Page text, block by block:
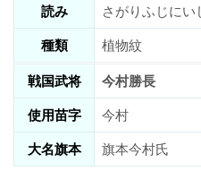
読み
さがりふじにい
種類
植物紋
戦国武将
今村勝長
使用苗字
今村
大名旗本
旗本今村氏